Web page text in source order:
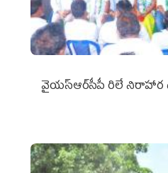
వైయ‌స్ఆర్‌సీపీ రిలే నిరాహార